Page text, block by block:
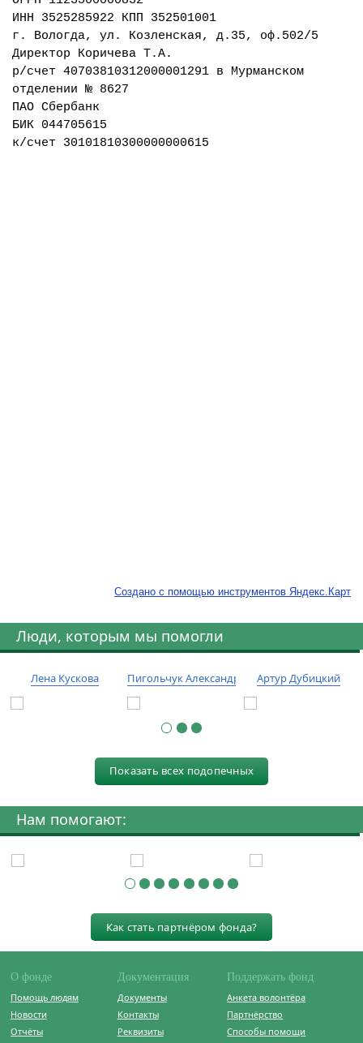
ИНН 3525285922 КПП 352501001
г. Вологда, ул. Козленская, д.35, оф.502/5
Директор Коричева Т.А.
р/счет 40703810312000001291 в Мурманском
отделении № 8627
ПАО Сбербанк
БИК 044705615
к/счет 30101810300000000615
Создано с помощью инструментов Яндекс.Карт
Люди, которым мы помогли
Лена Кускова Пигольчук Александр Артур Дубицкий
Показать всех подопечных
Нам помогают:
Как стать партнёром фонда?
О фонде
Помощь людям
Новости
Отчёты
Документация
Документы
Контакты
Реквизиты
Поддержать фонд
Анкета волонтёра
Партнёрство
Способы помощи